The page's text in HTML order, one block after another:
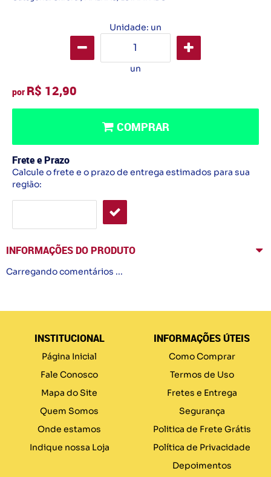
Unidade: un
un
por R$ 12,90
COMPRAR
Frete e Prazo
Calcule o frete e o prazo de entrega estimados para sua
região:
INFORMAÇÕES DO PRODUTO
Carregando comentários ...
INSTITUCIONAL
Página Inicial
Fale Conosco
Mapa do Site
Quem Somos
Onde estamos
Indique nossa Loja
INFORMAÇÕES ÚTEIS
Como Comprar
Termos de Uso
Fretes e Entrega
Segurança
Politica de Frete Grátis
Política de Privacidade
Depoimentos